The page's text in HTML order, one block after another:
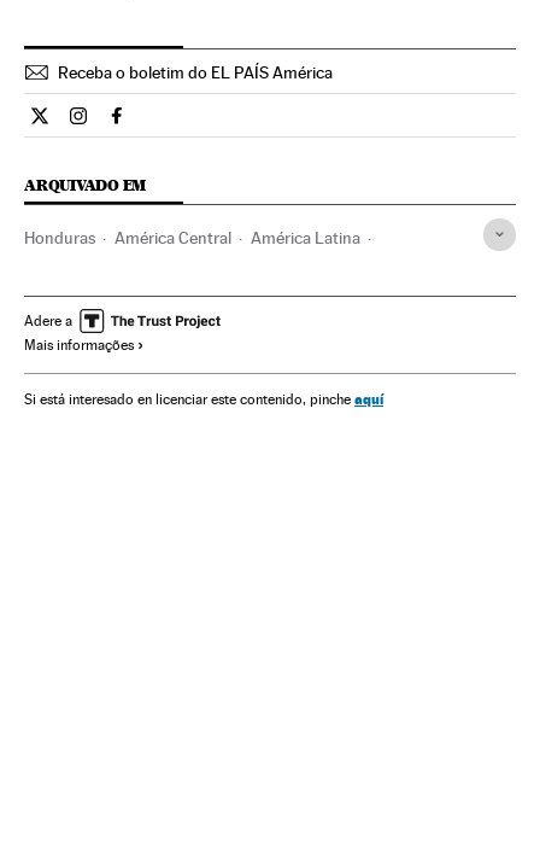
Receba o boletim do EL PAÍS América
Internacional El País Brasil en Twitter
Internacional El País Brasil en Instagram
Internacional El País Brasil en Facebook
ARQUIVADO EM
Honduras América Central América Latina
Alimentos Indústria Observatorio contra violencia
Violência doméstica
Poder judicial Violência Acontecimentos Justiça
Adere a
Mais informações
Si está interesado en licenciar este contenido, pinche aquí